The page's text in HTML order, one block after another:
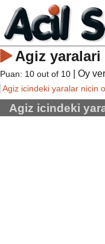
Agiz
Puan: 10 out of 10 | Oy
Agiz icindeki yaralar nicin
Agiz icindeki